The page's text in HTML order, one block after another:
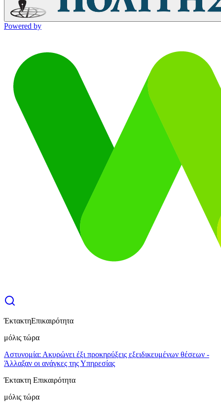
Powered by
ΈκτακτηΕπικαιρότητα
μόλις τώρα
Αστυνομία: Ακυρώνει έξι προκηρύξεις εξειδικευμένων θέσεων -
Άλλαξαν οι ανάγκες της Υπηρεσίας
Έκτακτη Επικαιρότητα
μόλις τώρα